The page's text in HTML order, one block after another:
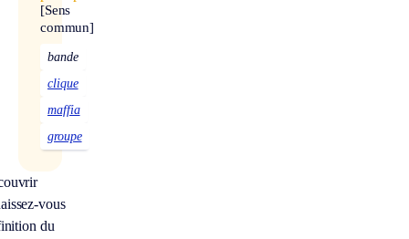
[Sens
commun]
bande
clique
maffia
groupe
vous
du